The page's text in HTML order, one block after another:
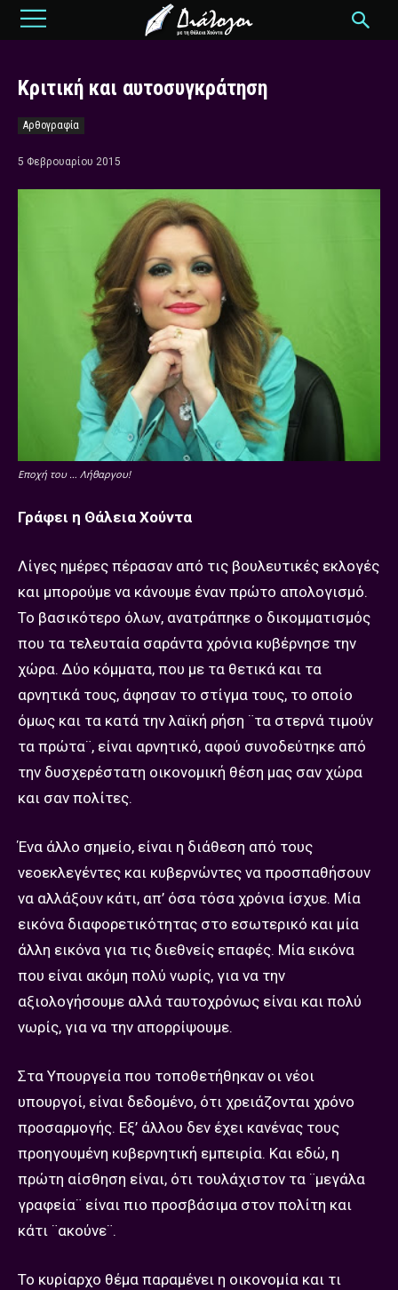
Κριτική και αυτοσυγκράτηση
Αρθογραφία
5 Φεβρουαρίου 2015
Εποχή του … Λήθαργου!
Γράφει η Θάλεια Χούντα
Λίγες ημέρες πέρασαν από τις βουλευτικές εκλογές
και μπορούμε να κάνουμε έναν πρώτο απολογισμό.
Το βασικότερο όλων, ανατράπηκε ο δικομματισμός
που τα τελευταία σαράντα χρόνια κυβέρνησε την
χώρα. Δύο κόμματα, που με τα θετικά και τα
αρνητικά τους, άφησαν το στίγμα τους, το οποίο
όμως και τα κατά την λαϊκή ρήση ¨τα στερνά τιμούν
τα πρώτα¨, είναι αρνητικό, αφού συνοδεύτηκε από
την δυσχερέστατη οικονομική θέση μας σαν χώρα
και σαν πολίτες.
Ένα άλλο σημείο, είναι η διάθεση από τους
νεοεκλεγέντες και κυβερνώντες να προσπαθήσουν
να αλλάξουν κάτι, απ’ όσα τόσα χρόνια ίσχυε. Μία
εικόνα διαφορετικότητας στο εσωτερικό και μία
άλλη εικόνα για τις διεθνείς επαφές. Μία εικόνα
που είναι ακόμη πολύ νωρίς, για να την
αξιολογήσουμε αλλά ταυτοχρόνως είναι και πολύ
νωρίς, για να την απορρίψουμε.
Στα Υπουργεία που τοποθετήθηκαν οι νέοι
υπουργοί, είναι δεδομένο, ότι χρειάζονται χρόνο
προσαρμογής. Εξ’ άλλου δεν έχει κανένας τους
προηγουμένη κυβερνητική εμπειρία. Και εδώ, η
πρώτη αίσθηση είναι, ότι τουλάχιστον τα ¨μεγάλα
γραφεία¨ είναι πιο προσβάσιμα στον πολίτη και
κάτι ¨ακούνε¨.
Το κυρίαρχο θέμα παραμένει η οικονομία και τι